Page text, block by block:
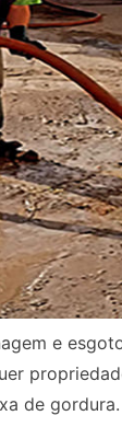
e
de gordura.